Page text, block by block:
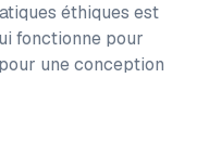
éthiques est
fonctionne pour
une conception